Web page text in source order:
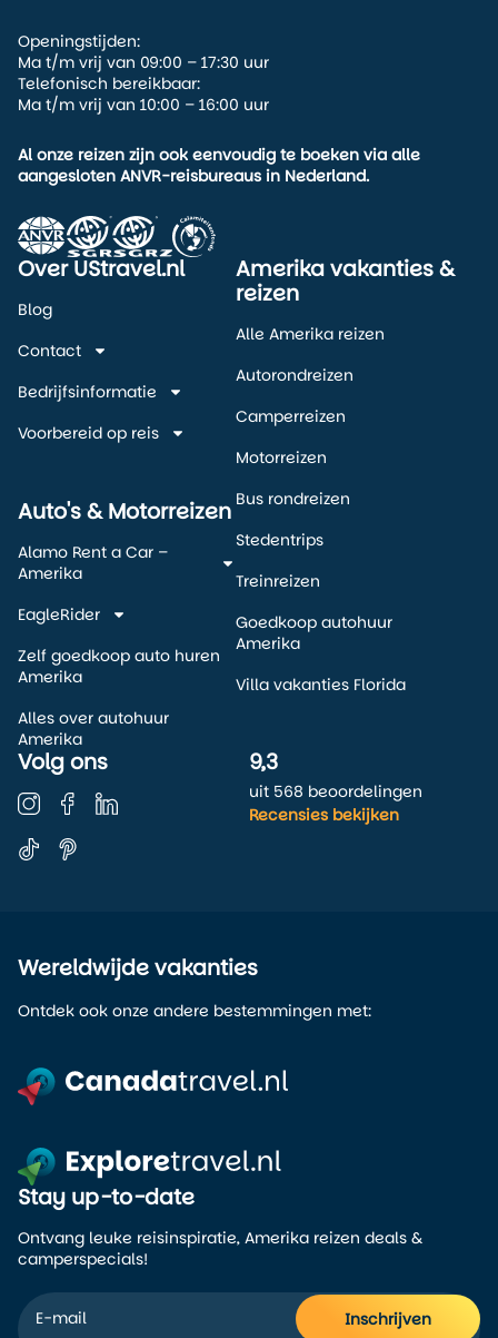
stad het meest toegankelijk,
levendig én comfortabel.
Maar reis je juist in de winter,
dan beleef je Minneapolis op
gezellig en ingericht op kou.
Openingstijden:
Ma t/m vrij van 09:00 – 17:30 uur
Telefonisch bereikbaar:
Ma t/m vrij van 10:00 – 16:00 uur
Al onze reizen zijn ook eenvoudig te boeken via alle
aangesloten ANVR-reisbureaus in Nederland.
Over UStravel.nl
Blog
Contact
Bedrijfsinformatie
Voorbereid op reis
Auto's & Motorreizen
Alamo Rent a Car –
Amerika
EagleRider
Zelf goedkoop auto huren
Amerika
Alles over autohuur
Amerika
Amerika vakanties &
reizen
Alle Amerika reizen
Autorondreizen
Camperreizen
Motorreizen
Bus rondreizen
Stedentrips
Treinreizen
Goedkoop autohuur
Amerika
Villa vakanties Florida
Volg ons 9,3
uit 568 beoordelingen
Recensies bekijken
Wereldwijde vakanties
Ontdek ook onze andere bestemmingen met:
Stay up-to-date
Ontvang leuke reisinspiratie, Amerika reizen deals &
camperspecials!
Inschrijven